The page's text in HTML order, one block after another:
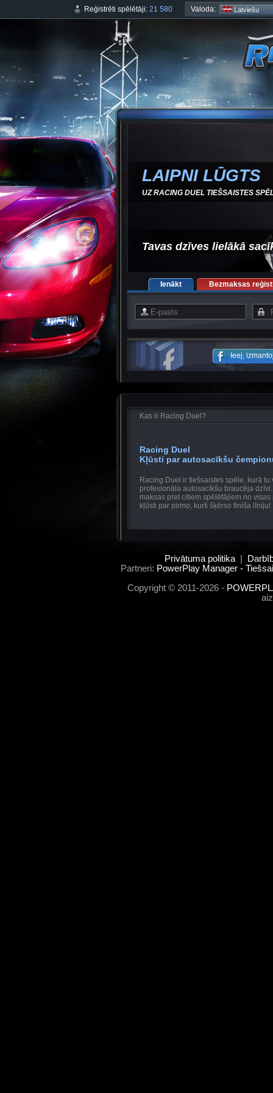
Reģistrēti spēlētāji: 21 580 Valoda: Latviešu
LAIPNI LŪGTS
UZ RACING DUEL TIEŠSAISTES
Tavas dzīves lielākā
Ienākt Bezmaksas
Ieej,
Kas ir Racing Duel?
Racing Duel
Kļūsti par autosacīkšu
Racing Duel ir tiešsaistes spēle, kurā tu
profesionāla autosacīkšu braucēja
maksas pret citiem spēlētājiem no
kļūsti par pirmo, kurš šķērso finiša līniju!
Privātuma politika|
Partneri: PowerPlay Manager -
Copyright © 2011-2026 -